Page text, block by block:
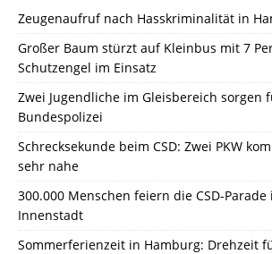
Zeugenaufruf nach Hasskriminalität in
Großer Baum stürzt auf Kleinbus mit 7
Schutzengel im Einsatz
Zwei Jugendliche im Gleisbereich sorgen
Bundespolizei
Schrecksekunde beim CSD: Zwei PKW
sehr nahe
300.000 Menschen feiern die CSD-
Innenstadt
Sommerferienzeit in Hamburg: Drehzeit